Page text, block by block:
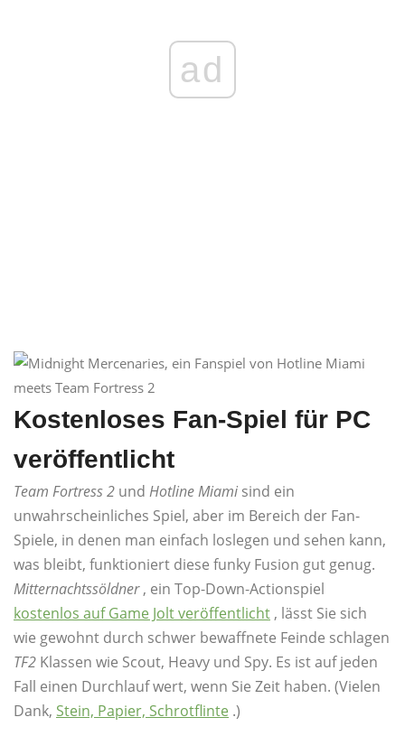
ad
Kostenloses Fan-Spiel für PC
veröffentlicht
Team Fortress 2 und Hotline Miami sind ein
unwahrscheinliches Spiel, aber im Bereich der Fan-
Spiele, in denen man einfach loslegen und sehen kann,
was bleibt, funktioniert diese funky Fusion gut genug.
Mitternachtssöldner, ein Top-Down-Actionspiel
kostenlos auf Game Jolt veröffentlicht , lässt Sie sich
wie gewohnt durch schwer bewaffnete Feinde schlagen
TF2 Klassen wie Scout, Heavy und Spy. Es ist auf jeden
Fall einen Durchlauf wert, wenn Sie Zeit haben. (Vielen
Dank, Stein, Papier, Schrotflinte .)